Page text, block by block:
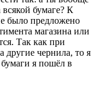
бумаге? К
было предложено
магазина или
Так как при
другие чернила, то я
я пошёл в